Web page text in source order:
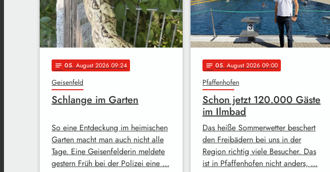
notes 05. August 2026 09:24
Geisenfeld
Schlange im Garten
So eine Entdeckung im heimischen
Garten macht man auch nicht alle
Tage. Eine Geisenfelderin meldete
gestern Früh bei der Polizei eine …
notes 05. August 2026 09:00
Pfaffenhofen
Schon jetzt 120.000 Gäste
im Ilmbad
Das heiße Sommerwetter beschert
den Freibädern bei uns in der
Region richtig viele Besucher. Das
ist in Pfaffenhofen nicht anders, …